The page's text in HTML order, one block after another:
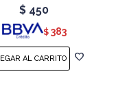
Blue
$ 450
$ 383